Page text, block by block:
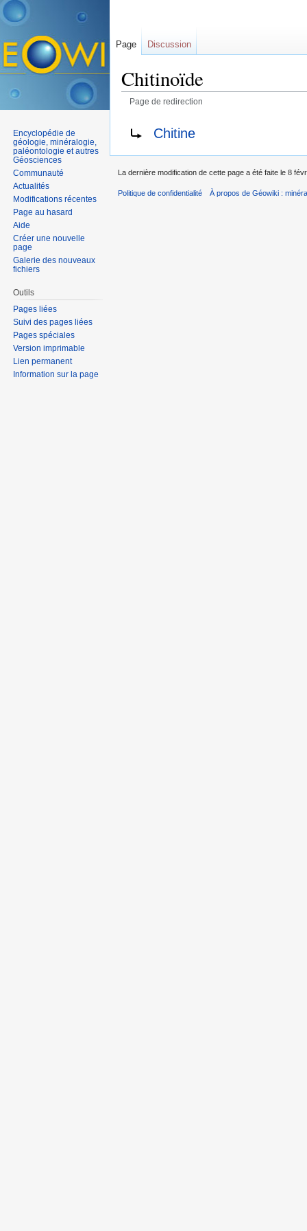
Chitinoïde
Page de redirection
Rediriger vers :
Chitine
Page Discussion
Encyclopédie de
géologie, minéralogie,
paléontologie et autres
Géosciences
Communauté
Actualités
Modifications récentes
Page au hasard
Aide
Créer une nouvelle
page
Galerie des nouveaux
fichiers
Outils
Pages liées
Suivi des pages liées
Pages spéciales
Version imprimable
Lien permanent
Information sur la page
La dernière modification de cette page a été faite le 8
Politique de confidentialité À propos de Géowiki :